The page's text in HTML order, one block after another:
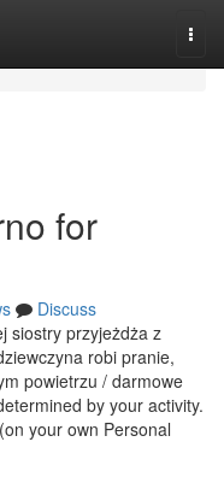
for
Discuss
siostry przyjeżdża z
robi pranie,
powietrzu / darmowe
by your activity.
your own Personal